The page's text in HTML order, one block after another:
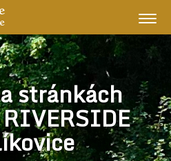
stránkách
RIVERSIDE